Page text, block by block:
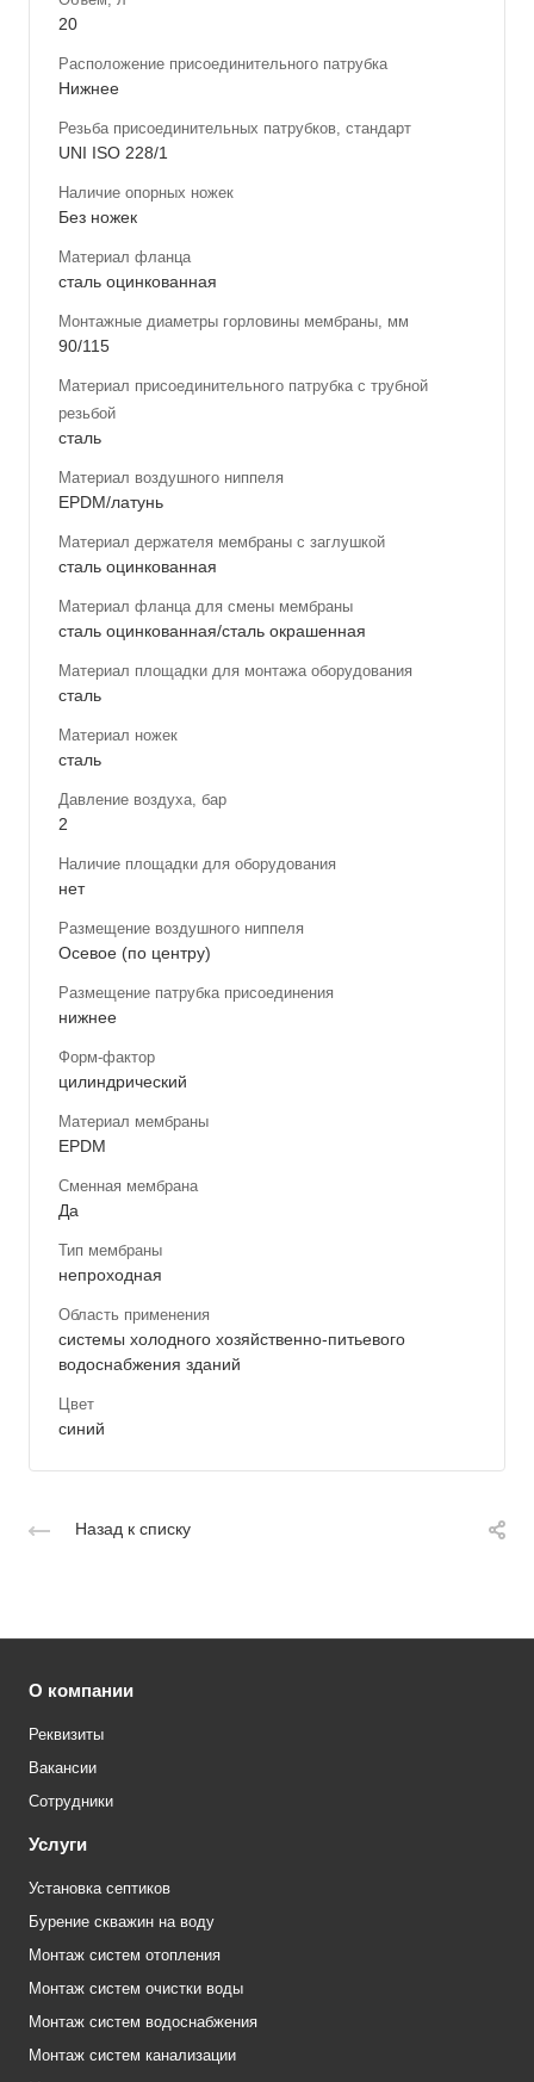
20
Расположение присоединительного патрубка
Нижнее
Резьба присоединительных патрубков, стандарт
UNI ISO 228/1
Наличие опорных ножек
Без ножек
Материал фланца
сталь оцинкованная
Монтажные диаметры горловины мембраны, мм
90/115
Материал присоединительного патрубка с трубной
резьбой
сталь
Материал воздушного ниппеля
EPDM/латунь
Материал держателя мембраны с заглушкой
сталь оцинкованная
Материал фланца для смены мембраны
сталь оцинкованная/сталь окрашенная
Материал площадки для монтажа оборудования
сталь
Материал ножек
сталь
Давление воздуха, бар
2
Наличие площадки для оборудования
нет
Размещение воздушного ниппеля
Осевое (по центру)
Размещение патрубка присоединения
нижнее
Форм-фактор
цилиндрический
Материал мембраны
EPDM
Сменная мембрана
Да
Тип мембраны
непроходная
Область применения
системы холодного хозяйственно-питьевого
водоснабжения зданий
Цвет
синий
Назад к списку
О компании
Реквизиты
Вакансии
Сотрудники
Услуги
Установка септиков
Бурение скважин на воду
Монтаж систем отопления
Монтаж систем очистки воды
Монтаж систем водоснабжения
Монтаж систем канализации